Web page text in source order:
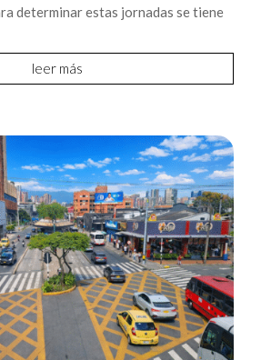
determinar estas jornadas se tiene
leer más